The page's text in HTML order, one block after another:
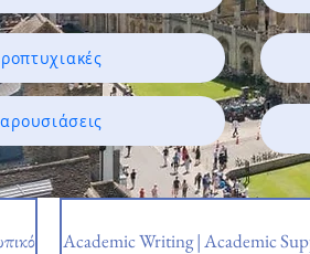
Academic Writing | Academic